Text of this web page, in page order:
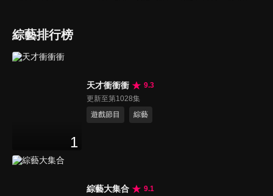
綜藝排行榜
1
天才衝衝衝
9.3
更新至第1028集
遊戲節目
綜藝
綜藝大集合
9.1